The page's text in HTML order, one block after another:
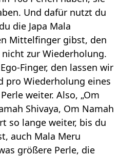
Und dafür nutzt du
die Japa Mala
Mittelfinger gibst, den
zur Wiederholung.
Finger, den lassen wir
pro Wiederholung eines
weiter. Also, „Om
Shivaya, Om Namah
so lange weiter, bis du
auch Mala Meru
größere Perle, die